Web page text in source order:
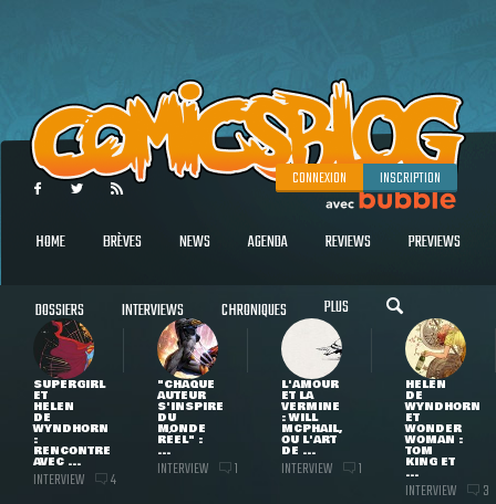
CONNEXION INSCRIPTION
HOME BRÈVES NEWS AGENDA REVIEWS PREVIEWS
DOSSIERS INTERVIEWS CHRONIQUES PLUS
SUPERGIRL
ET
HELEN
DE
WYNDHORN
:
RENCONTRE
AVEC ...
INTERVIEW 4
"CHAQUE
AUTEUR
S'INSPIRE
DU
MONDE
RÉEL" :
...
INTERVIEW 1
L'AMOUR
ET LA
VERMINE
: WILL
MCPHAIL,
OU L'ART
DE ...
INTERVIEW 1
HELEN
DE
WYNDHORN
ET
WONDER
WOMAN :
TOM
KING ET
...
INTERVIEW 3